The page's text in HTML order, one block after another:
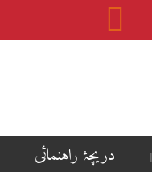
دریچۂ راہنمائی